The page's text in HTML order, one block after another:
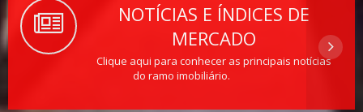
NOTÍCIAS E ÍNDICES DE
MERCADO
Clique aqui para conhecer as principais notícias
do ramo imobiliário.